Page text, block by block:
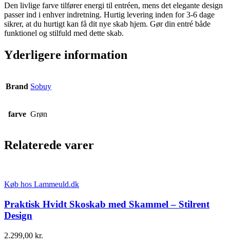
Den livlige farve tilfører energi til entréen, mens det elegante design
passer ind i enhver indretning. Hurtig levering inden for 3-6 dage
sikrer, at du hurtigt kan få dit nye skab hjem. Gør din entré både
funktionel og stilfuld med dette skab.
Yderligere information
Brand Sobuy
farve Grøn
Relaterede varer
Køb hos Lammeuld.dk
Praktisk Hvidt Skoskab med Skammel – Stilrent
Design
2.299,00 kr.